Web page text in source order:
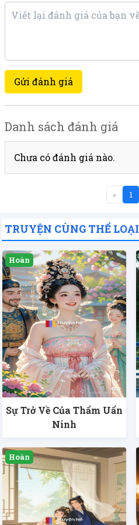
Gửi đánh giá
Danh sách đánh giá
Chưa có đánh giá nào.
« 1
TRUYỆN CÙNG THỂ LOẠI
Sự Trở Về Của Thẩm Uẩn
Ninh